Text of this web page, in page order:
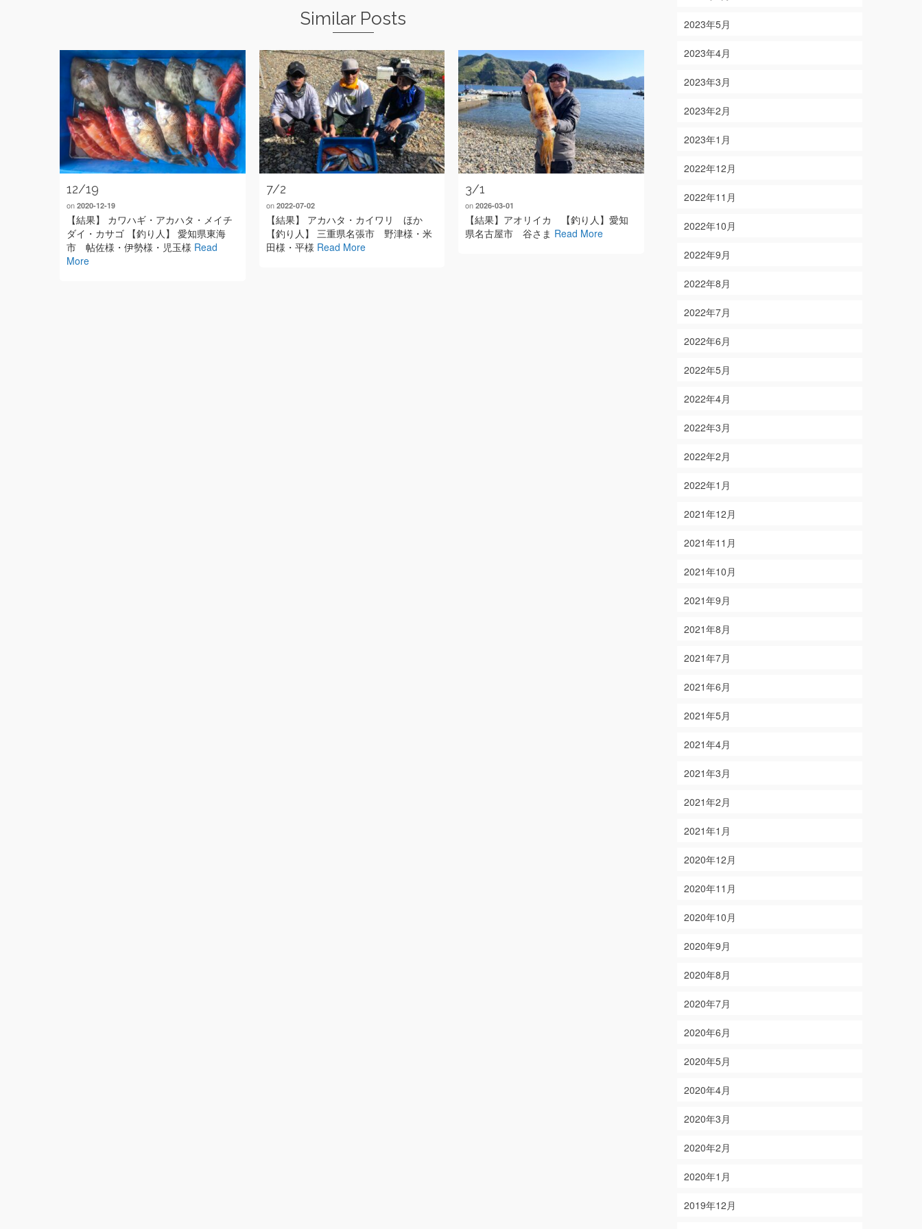
Similar Posts
12/19
on 2020-12-19
【結果】 カワハギ・アカハタ・メイチ
ダイ・カサゴ 【釣り人】 愛知県東海
市 帖佐様・伊勢様・児玉様 Read
More
7/2
on 2022-07-02
【結果】 アカハタ・カイワリ ほか
【釣り人】 三重県名張市 野津様・米
田様・平様 Read More
3/1
on2026-03-01
【結果】アオリイカ 【釣り人】愛知
県名古屋市 谷さま Read More
2021-06-05
【結果】 マダイ 3枚 アオハタ・オオ
モンハタ 【釣り人】 京都府京都市 亀
2023年5月
2023年4月
2023年3月
2023年2月
2023年1月
2022年12月
2022年11月
2022年10月
2022年9月
2022年8月
2022年7月
2022年6月
2022年5月
2022年4月
2022年3月
2022年2月
2022年1月
2021年12月
2021年11月
2021年10月
2021年9月
2021年8月
2021年7月
2021年6月
2021年5月
2021年4月
2021年3月
2021年2月
2021年1月
2020年12月
2020年11月
2020年10月
2020年9月
2020年8月
2020年7月
2020年6月
2020年5月
2020年4月
2020年3月
2020年2月
2020年1月
2019年12月